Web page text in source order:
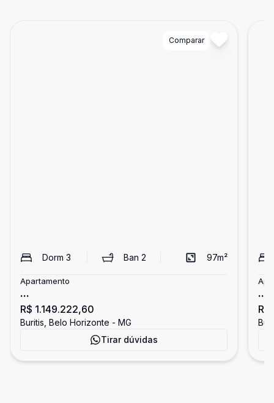
Comparar
Dorm 3 Ban2 97m²
Apartamento
...
R$ 1.149.222,60
Buritis, Belo Horizonte - MG
Tirar dúvidas
...
R$